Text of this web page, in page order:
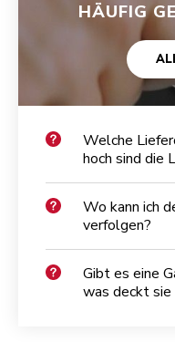
HÄUFIG
Welche
hoch sind die
Wo kann ich
verfolgen?
Gibt es eine
was deckt sie